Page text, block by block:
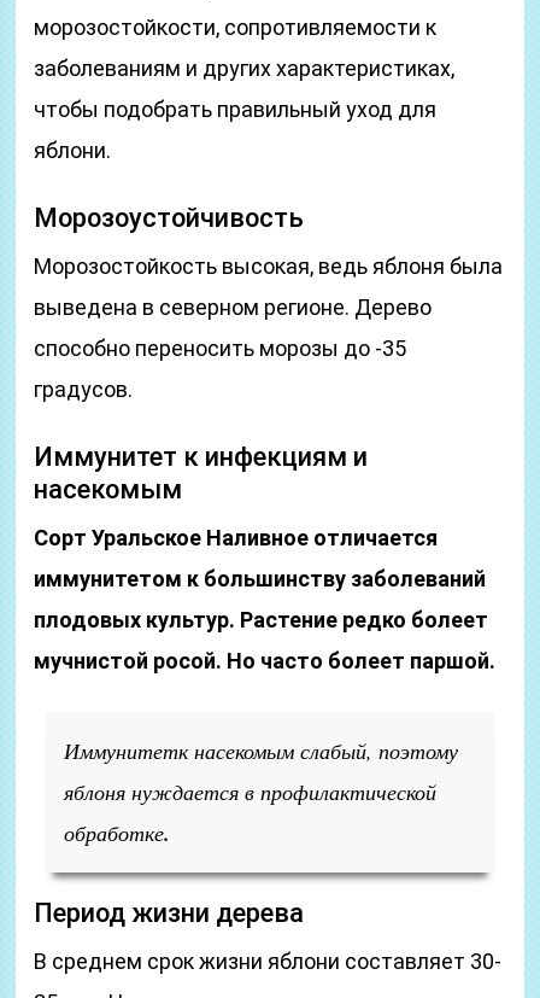
морозостойкости, сопротивляемости к
заболеваниям и других характеристиках,
чтобы подобрать правильный уход для
яблони.
Морозоустойчивость
Морозостойкость высокая, ведь яблоня была
выведена в северном регионе. Дерево
способно переносить морозы до -35
градусов.
Иммунитет к инфекциям и
насекомым
Сорт Уральское Наливное отличается
иммунитетом к большинству заболеваний
плодовых культур. Растение редко болеет
мучнистой росой. Но часто болеет паршой.
Иммунитетк насекомым слабый, поэтому
яблоня нуждается в профилактической
обработке.
Период жизни дерева
В среднем срок жизни яблони составляет 30-